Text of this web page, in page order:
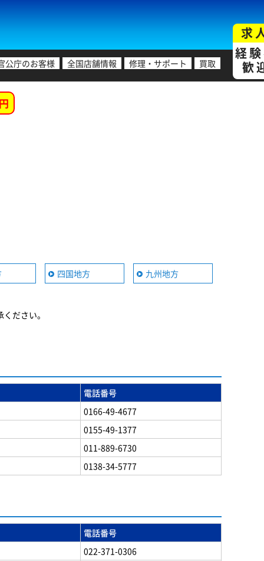
公庁のお客様 全国店舗情報 修理・サポート 買取
求
経
歓
四国地方 九州地方
ださい。
電話番号
0166-49-4677
0155-49-1377
011-889-6730
0138-34-5777
電話番号
022-371-0306